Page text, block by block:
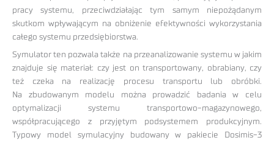
pracy systemu, przeciwdziałając tym samym niepożądanym
skutkom wpływającym na obniżenie efektywności wykorzystania
całego systemu przedsiębiorstwa.
Symulator ten pozwala także na przeanalizowanie systemu w jakim
znajduje się materiał: czy jest on transportowany, obrabiany, czy
też czeka na realizację procesu transportu lub obróbki.
Na zbudowanym modelu można prowadzić badania w celu
optymalizacji systemu transportowo-magazynowego,
współpracującego z przyjętym podsystemem produkcyjnym.
Typowy model symulacyjny budowany w pakiecie Dosimis-3